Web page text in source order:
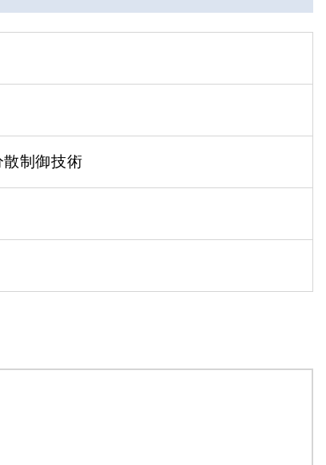
制御技術